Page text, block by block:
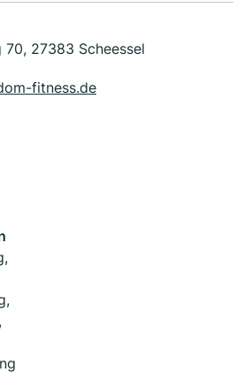
70, 27383 Scheessel
fitness.de